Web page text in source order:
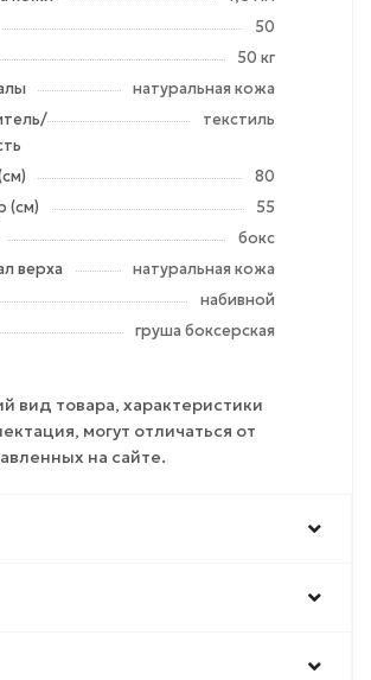
50
50 кг
натуральная кожа
текстиль
80
(см)
55
бокс
верха
натуральная кожа
набивной
груша боксерская
вид товара, характеристики
могут отличаться от
на сайте.